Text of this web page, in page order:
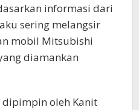
informasi dari
sering melangsir
mobil Mitsubishi
diamankan
dipimpin oleh Kanit